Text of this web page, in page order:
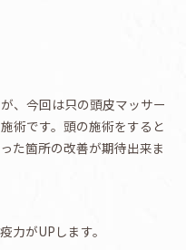
、今回は只の頭皮マッサー
術です。頭の施術をすると
た箇所の改善が期待出来ま
力がUPします。